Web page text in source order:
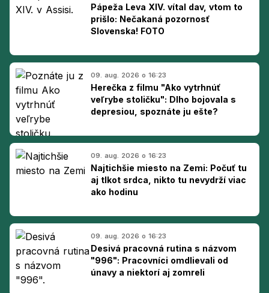
Pápeža Leva XIV. vítal dav, vtom to
prišlo: Nečakaná pozornosť
Slovenska! FOTO
09. aug. 2026 o 16:23
Herečka z filmu "Ako vytrhnúť
veľrybe stoličku": Dlho bojovala s
depresiou, spoznáte ju ešte?
09. aug. 2026 o 16:23
Najtichšie miesto na Zemi: Počuť tu
aj tlkot srdca, nikto tu nevydrží viac
ako hodinu
09. aug. 2026 o 16:23
Desivá pracovná rutina s názvom
"996": Pracovníci omdlievali od
únavy a niektorí aj zomreli